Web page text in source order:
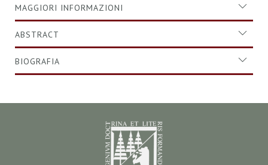
MAGGIORI INFORMAZIONI
ABSTRACT
BIOGRAFIA